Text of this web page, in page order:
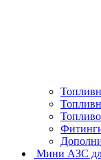
Мини АЗС